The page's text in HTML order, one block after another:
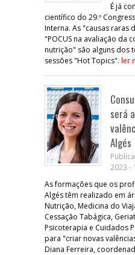
É já
científico do 29.º
Interna. As "causas raras
"POCUS na avaliação da
nutrição" são alguns dos
sessões "Hot Topics". ler
será
Algés
2023 -
As formações que os
Algés têm realizado em
Nutrição, Medicina do
Cessação Tabágica,
Psicoterapia e Cuidados
para "criar novas
Diana Ferreira,